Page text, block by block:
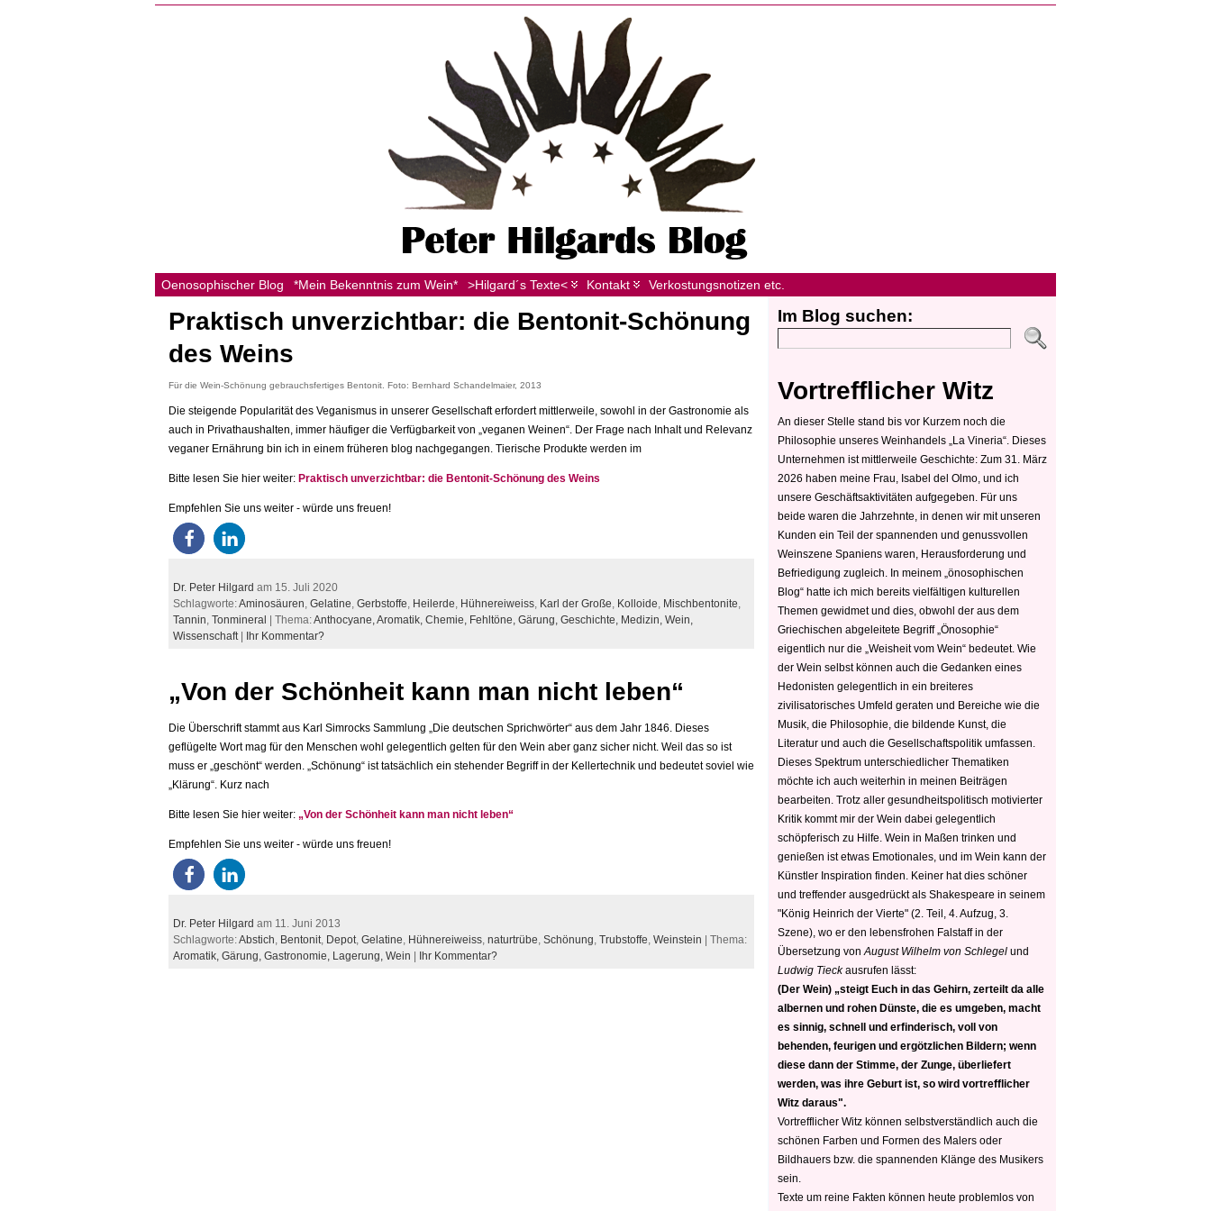
Oenosophischer Blog *Mein Bekenntnis zum Wein* >Hilgard´s Texte< Kontakt Verkostungsnotizen etc.
Praktisch unverzichtbar: die Bentonit-Schönung
des Weins
Für die Wein-Schönung gebrauchsfertiges Bentonit. Foto: Bernhard Schandelmaier, 2013
Die steigende Popularität des Veganismus in unserer Gesellschaft erfordert mittlerweile, sowohl in der Gastronomie als
auch in Privathaushalten, immer häufiger die Verfügbarkeit von „veganen Weinen“. Der Frage nach Inhalt und Relevanz
veganer Ernährung bin ich in einem früheren blog nachgegangen. Tierische Produkte werden im
Bitte lesen Sie hier weiter: Praktisch unverzichtbar: die Bentonit-Schönung des Weins
Empfehlen Sie uns weiter - würde uns freuen!
Dr. Peter Hilgard am 15. Juli 2020
Schlagworte:Aminosäuren Gelatine Gerbstoffe Heilerde Hühnereiweiss Karl der Große Kolloide Mischbentonite
Tannin Tonmineral | Thema:Anthocyane, Aromatik, Chemie, Fehltöne, Gärung, Geschichte, Medizin, Wein,
Wissenschaft | Ihr Kommentar?
„Von der Schönheit kann man nicht leben“
Die Überschrift stammt aus Karl Simrocks Sammlung „Die deutschen Sprichwörter“ aus dem Jahr 1846. Dieses
geflügelte Wort mag für den Menschen wohl gelegentlich gelten für den Wein aber ganz sicher nicht. Weil das so ist
muss er „geschönt“ werden. „Schönung“ ist tatsächlich ein stehender Begriff in der Kellertechnik und bedeutet soviel wie
„Klärung“. Kurz nach
Bitte lesen Sie hier weiter: „Von der Schönheit kann man nicht leben“
Empfehlen Sie uns weiter - würde uns freuen!
Dr. Peter Hilgard am 11. Juni 2013
Schlagworte:Abstich Bentonit Depot Gelatine Hühnereiweiss naturtrübe Schönung Trubstoffe Weinstein | Thema:
Aromatik, Gärung, Gastronomie, Lagerung, Wein | Ihr Kommentar?
Im Blog suchen:
Vortrefflicher Witz
An dieser Stelle stand bis vor Kurzem noch die
Philosophie unseres Weinhandels „La Vineria“. Dieses
Unternehmen ist mittlerweile Geschichte: Zum 31. März
2026 haben meine Frau, Isabel del Olmo, und ich
unsere Geschäftsaktivitäten aufgegeben. Für uns
beide waren die Jahrzehnte, in denen wir mit unseren
Kunden ein Teil der spannenden und genussvollen
Weinszene Spaniens waren, Herausforderung und
Befriedigung zugleich. In meinem „önosophischen
Blog“ hatte ich mich bereits vielfältigen kulturellen
Themen gewidmet und dies, obwohl der aus dem
Griechischen abgeleitete Begriff „Önosophie“
eigentlich nur die „Weisheit vom Wein“ bedeutet. Wie
der Wein selbst können auch die Gedanken eines
Hedonisten gelegentlich in ein breiteres
zivilisatorisches Umfeld geraten und Bereiche wie die
Musik, die Philosophie, die bildende Kunst, die
Literatur und auch die Gesellschaftspolitik umfassen.
Dieses Spektrum unterschiedlicher Thematiken
möchte ich auch weiterhin in meinen Beiträgen
bearbeiten. Trotz aller gesundheitspolitisch motivierter
Kritik kommt mir der Wein dabei gelegentlich
schöpferisch zu Hilfe. Wein in Maßen trinken und
genießen ist etwas Emotionales, und im Wein kann der
Künstler Inspiration finden. Keiner hat dies schöner
und treffender ausgedrückt als Shakespeare in seinem
"König Heinrich der Vierte" (2. Teil, 4. Aufzug, 3.
Szene), wo er den lebensfrohen Falstaff in der
Übersetzung von August Wilhelm von Schlegel und
Ludwig Tieckausrufen lässt:
(Der Wein) „steigt Euch in das Gehirn, zerteilt da alle
albernen und rohen Dünste, die es umgeben, macht
es sinnig, schnell und erfinderisch, voll von
behenden, feurigen und ergötzlichen Bildern; wenn
diese dann der Stimme, der Zunge, überliefert
werden, was ihre Geburt ist, so wird vortrefflicher
Witz daraus".
Vortrefflicher Witz können selbstverständlich auch die
schönen Farben und Formen des Malers oder
Bildhauers bzw. die spannenden Klänge des Musikers
sein.
Texte um reine Fakten können heute problemlos von